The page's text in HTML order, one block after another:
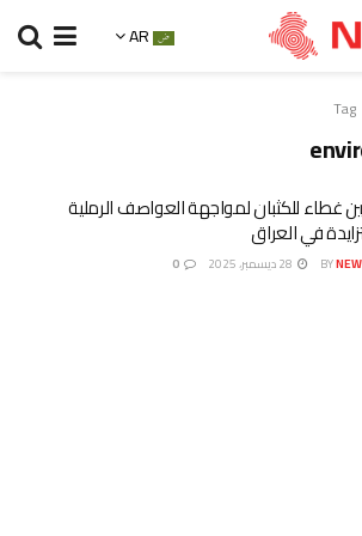
AR
Tag
غطاء للكثبان لمواجهة العواصف الرملية
في العراق
BY